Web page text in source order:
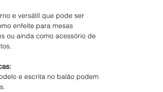
e versátil que pode ser
enfeite para mesas
ou ainda como acessório de
e escrita no balão podem